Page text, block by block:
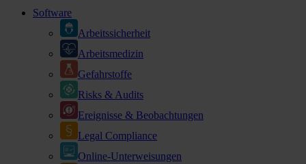
Software
Arbeitssicherheit
Arbeitsmedizin
Gefahrstoffe
Risks & Audits
Ereignisse & Beobachtungen
Legal Compliance
Online-Unterweisungen